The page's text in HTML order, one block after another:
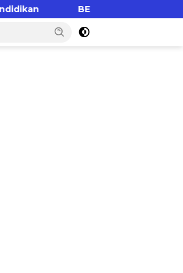
Sulbar Soroti Layanan Publik